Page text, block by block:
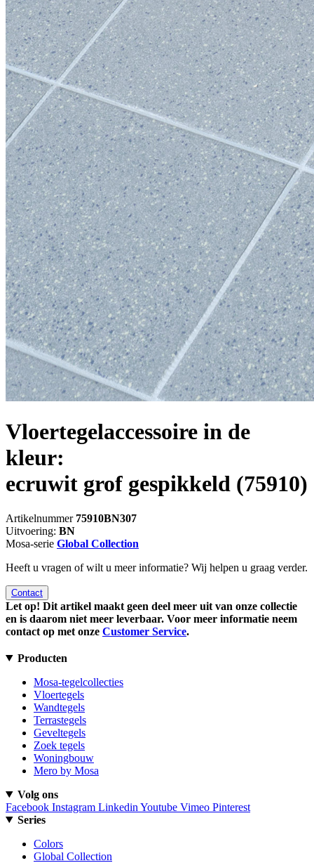
Vloertegelaccessoire in de
kleur:
ecruwit grof gespikkeld (75910)
Artikelnummer 75910BN307
Uitvoering: BN
Mosa-serie Global Collection
Heeft u vragen of wilt u meer informatie? Wij helpen u graag verder.
Contact
Let op! Dit artikel maakt geen deel meer uit van onze collectie
en is daarom niet meer leverbaar. Voor meer informatie neem
contact op met onze Customer Service.
Producten
Mosa-tegelcollecties
Vloertegels
Wandtegels
Terrastegels
Geveltegels
Zoek tegels
Woningbouw
Mero by Mosa
Volg ons
Facebook Instagram Linkedin Youtube Vimeo Pinterest
Series
Colors
Global Collection